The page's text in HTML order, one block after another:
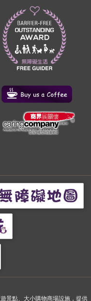
景點、大小購物商場設施，提供